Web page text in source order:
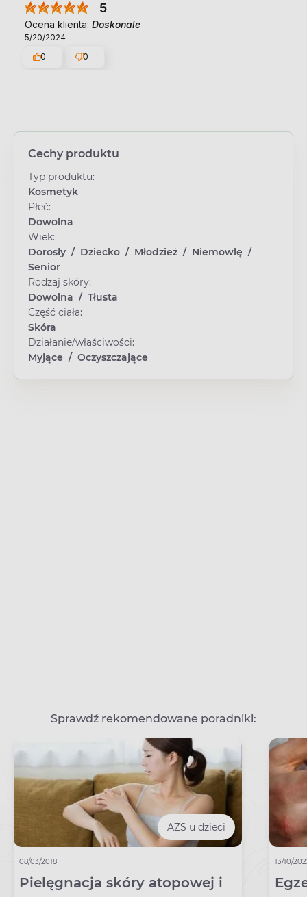
5
Ocena klienta: Doskonale
5/20/2024
0
0
Cechy produktu
Typ produktu:
Kosmetyk
Płeć:
Dowolna
Wiek:
Dorosły / Dziecko / Młodzież / Niemowlę /
Senior
Rodzaj skóry:
Dowolna / Tłusta
Część ciała:
Skóra
Działanie/właściwości:
Myjące / Oczyszczające
Sprawdź rekomendowane poradniki:
AZS u dzieci
08/03/2018
Pielęgnacja skóry atopowej i
13/10/